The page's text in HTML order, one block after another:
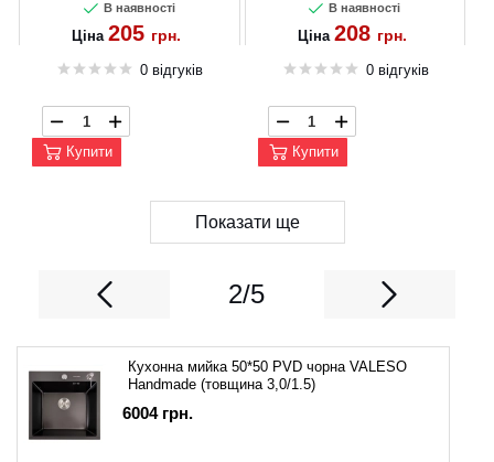
В наявності
Ціна 205 грн.
0 відгуків
Купити
В наявності
Ціна 208 грн.
0 відгуків
Купити
Показати ще
2/5
Кухонна мийка 50*50 PVD чорна VALESO
Handmade (товщина 3,0/1.5)
6004 грн.